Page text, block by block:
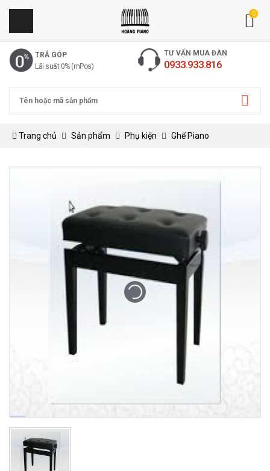
0
TRẢ GÓP
Lãi suất 0% (mPos)
TƯ VẤN MUA ĐÀN
0933.933.816
Trang chủ Sản phẩm Phụ kiện Ghế Piano